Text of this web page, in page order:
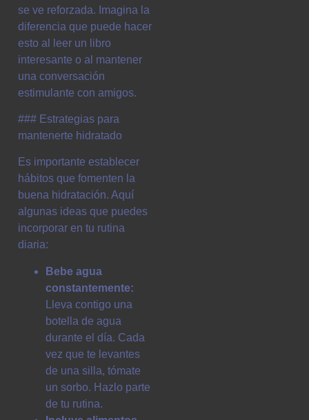
se ve reforzada. Imagina la
diferencia que puede hacer
esto al leer un libro
interesante o al mantener
una conversación
estimulante con amigos.
### Estrategias para
mantenerte hidratado
Es importante establecer
hábitos que fomenten la
buena hidratación. Aquí
algunas ideas que puedes
incorporar en tu rutina
diaria:
Bebe agua
constantemente:
Lleva contigo una
botella de agua
durante el día. Cada
vez que te levantes
de una silla, tómate
un sorbo. Hazlo parte
de tu rutina.